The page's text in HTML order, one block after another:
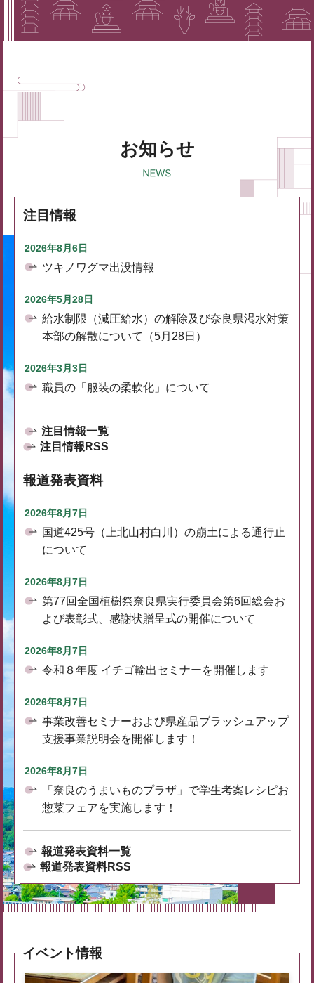
お知らせ
注目情報
2026年8月6日
ツキノワグマ出没情報
2026年5月28日
給水制限（減圧給水）の解除及び奈良県渇水対策
本部の解散について（5月28日）
2026年3月3日
職員の「服装の柔軟化」について
注目情報一覧
注目情報RSS
報道発表資料
2026年8月7日
国道425号（上北山村白川）の崩土による通行止
について
2026年8月7日
第77回全国植樹祭奈良県実行委員会第6回総会お
よび表彰式、感謝状贈呈式の開催について
2026年8月7日
令和８年度 イチゴ輸出セミナーを開催します
2026年8月7日
事業改善セミナーおよび県産品ブラッシュアップ
支援事業説明会を開催します！
2026年8月7日
「奈良のうまいものプラザ」で学生考案レシピお
惣菜フェアを実施します！
報道発表資料一覧
報道発表資料RSS
イベント情報